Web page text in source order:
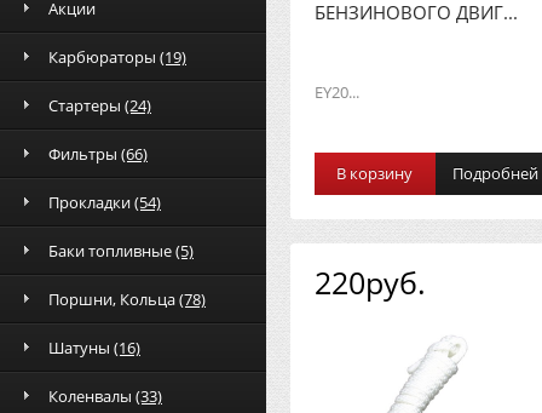
Акции
Карбюраторы (19)
Стартеры (24)
Фильтры (66)
Прокладки(54)
Баки топливные(5)
Поршни, Кольца(78)
Шатуны (16)
Коленвалы (33)
БЕНЗИНОВОГО ДВИГ...
ЕY20...
В корзину Подробней
220руб.